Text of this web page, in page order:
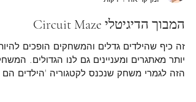
זמן קריאה 1 דקות
המבוך הדיגיטלי Circuit Maze
זה כיף שהילדים גדלים והמשחקים הופכים